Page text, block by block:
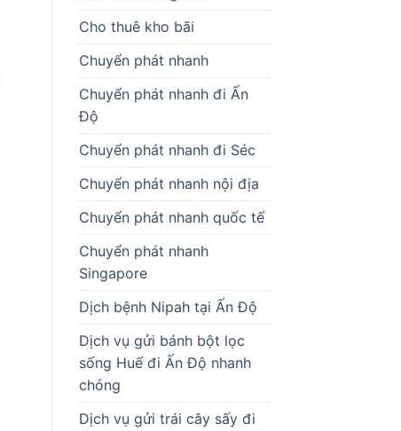
Cho thuê kho bãi
Chuyển phát nhanh
Chuyển phát nhanh đi Ấn
Độ
Chuyển phát nhanh đi Séc
Chuyển phát nhanh nội địa
Chuyển phát nhanh quốc tế
Chuyển phát nhanh
Singapore
Dịch bệnh Nipah tại Ấn Độ
Dịch vụ gửi bánh bột lọc
sống Huế đi Ấn Độ nhanh
chóng
Dịch vụ gửi trái cây sấy đi